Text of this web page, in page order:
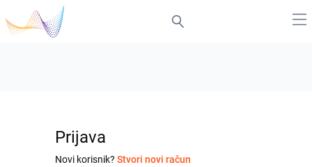
Prijava
Novi korisnik? Stvori novi račun